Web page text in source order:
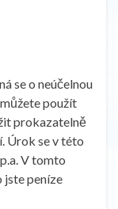
se o neúčelnou
použít
prokazatelně
Úrok se v této
V tomto
jste peníze